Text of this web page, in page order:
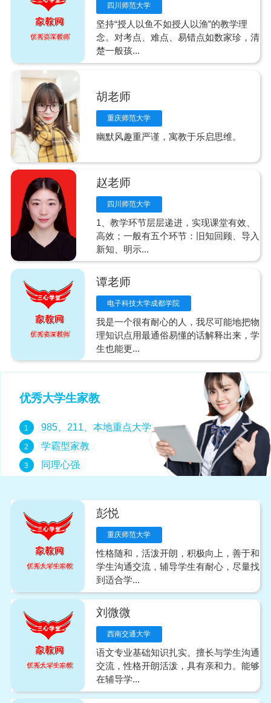
四川师范大学
坚持“授人以鱼不如授人以渔”的教学理
念。对考点、难点、易错点如数家珍，清
楚一般孩...
胡老师
重庆师范大学
幽默风趣重严谨，寓教于乐启思维。
赵老师
四川师范大学
1、教学环节层层递进，实现课堂有效、
高效；一般有五个环节：旧知回顾、导入
新知、明示...
谭老师
电子科技大学成都学院
我是一个很有耐心的人，我尽可能地把物
理知识点用最通俗易懂的话解释出来，学
生也能更...
优秀大学生家教
1 985、211、本地重点大学
2 学霸型家教
3 同理心强
彭悦
重庆师范大学
性格随和，活泼开朗，积极向上，善于和
学生沟通交流，辅导学生有耐心，尽量找
到适合学...
刘微微
西南交通大学
语文专业基础知识扎实。擅长与学生沟通
交流，性格开朗活泼，具有亲和力。能够
在辅导学...